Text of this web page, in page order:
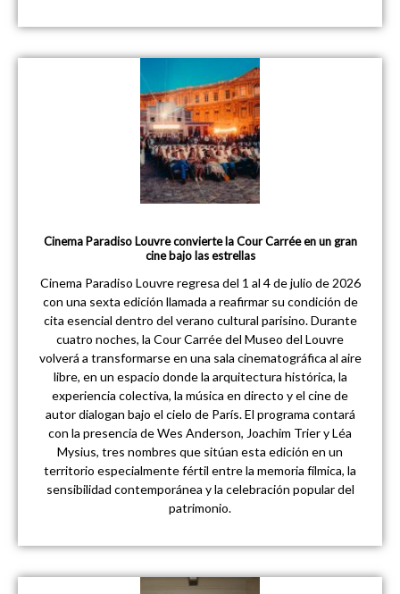
Cinema Paradiso Louvre convierte la Cour Carrée en un gran
cine bajo las estrellas
Cinema Paradiso Louvre regresa del 1 al 4 de julio de 2026
con una sexta edición llamada a reafirmar su condición de
cita esencial dentro del verano cultural parisino. Durante
cuatro noches, la Cour Carrée del Museo del Louvre
volverá a transformarse en una sala cinematográfica al aire
libre, en un espacio donde la arquitectura histórica, la
experiencia colectiva, la música en directo y el cine de
autor dialogan bajo el cielo de París. El programa contará
con la presencia de Wes Anderson, Joachim Trier y Léa
Mysius, tres nombres que sitúan esta edición en un
territorio especialmente fértil entre la memoria fílmica, la
sensibilidad contemporánea y la celebración popular del
patrimonio.